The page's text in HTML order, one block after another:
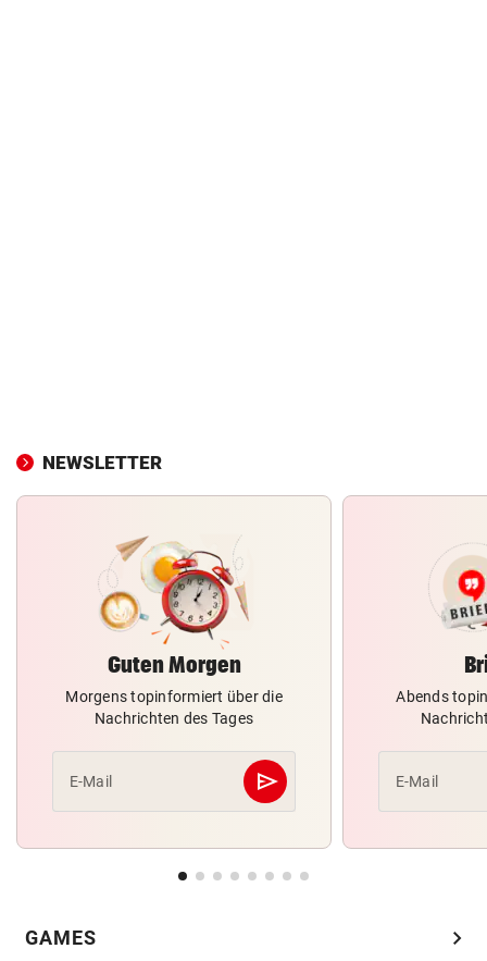
NEWSLETTER
Guten Morgen
Morgens topinformiert über die
Nachrichten des Tages
E-Mail send
Abschicken
Abends
E-Mail
GAMES chevron_right